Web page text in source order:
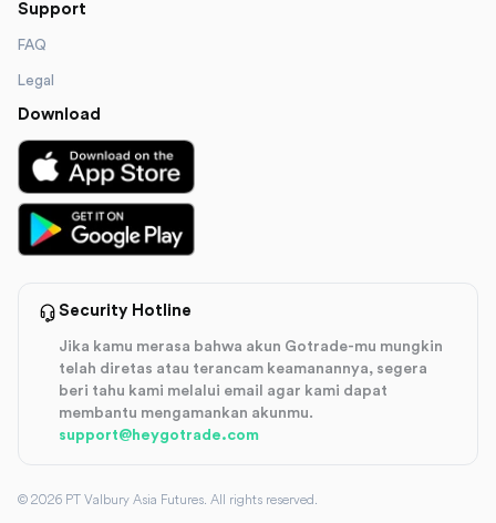
Support
FAQ
Legal
Download
Security Hotline
Jika kamu merasa bahwa akun Gotrade-mu mungkin
telah diretas atau terancam keamanannya, segera
beri tahu kami melalui email agar kami dapat
membantu mengamankan akunmu.
support@heygotrade.com
© 2026 PT Valbury Asia Futures. All rights reserved.